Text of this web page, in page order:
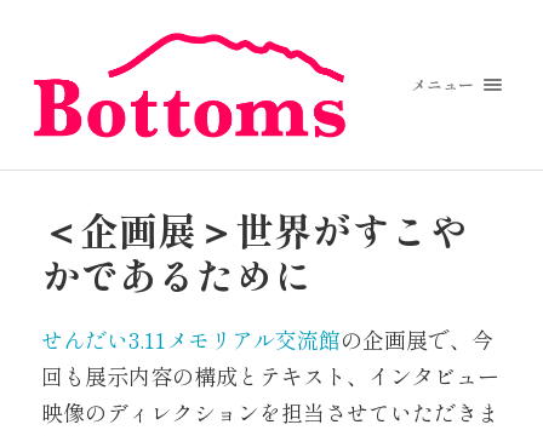
メニュー
＜企画展＞世界がすこや
かであるために
せんだい3.11メモリアル交流館の企画展で、今
回も展示内容の構成とテキスト、インタビュー
映像のディレクションを担当させていただきま